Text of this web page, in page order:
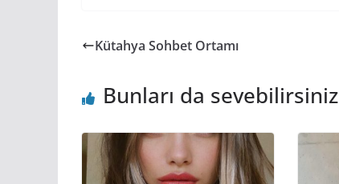
Kütahya Sohbet Ortamı
Bunları da sevebilirsiniz